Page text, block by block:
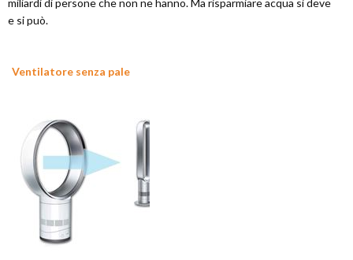
miliardi di persone che non ne hanno. Ma risparmiare acqua si deve
e si può.
Ventilatore senza pale